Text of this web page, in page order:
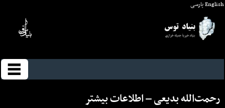
Englishپارسی
رحمت‌الله بدیعی – اطلاعات بيشتر